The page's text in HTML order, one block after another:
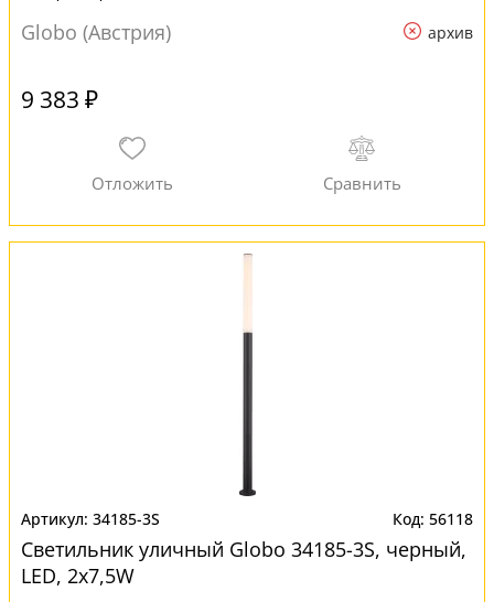
Globo (Австрия)
архив
9 383 ₽
34185-3S 56118
Светильник уличный Globo 34185-3S, черный,
LED, 2x7,5W